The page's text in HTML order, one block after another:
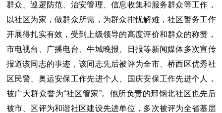
群众、巡逻防范、治安管理、信息收集和服务群众等工作，
以社区为家，做群众所需，为群众排忧解难，社区警务工作
开展得扎实有效，受到上级领导的高度评价和群众的称赞，
市电视台、广播电台、牛城晚报、日报等新闻媒体多次宣传
报道该同志的事迹，该同志先后被评为全市、桥西区优秀社
区民警、奥运安保工作先进个人、国庆安保工作先进个人，
被广大群众誉为“社区管家”。他所负责的邢钢北社区也先后
被市、区评为和谐社区建设先进单位，多次被评为全省基层